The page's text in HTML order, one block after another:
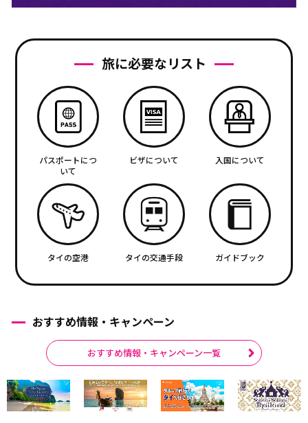
旅に必要なリスト
パスポートにつ
いて
ビザについて 入国について
タイの空港 タイの交通手段 ガイドブック
おすすめ情報・キャンペーン
おすすめ情報・キャンペーン一覧